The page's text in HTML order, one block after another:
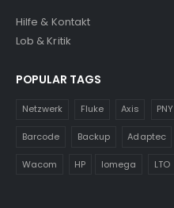
Hilfe & Kontakt
Lob & Kritik
POPULAR TAGS
Netzwerk Fluke Axis PNY
Barcode Backup Adaptec
Wacom HP Iomega LTO